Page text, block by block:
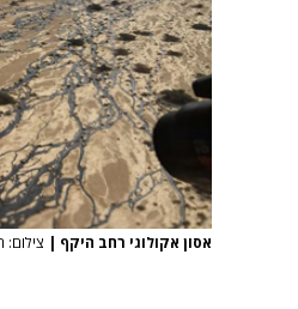
אסון אקולוגי רחב היקף |